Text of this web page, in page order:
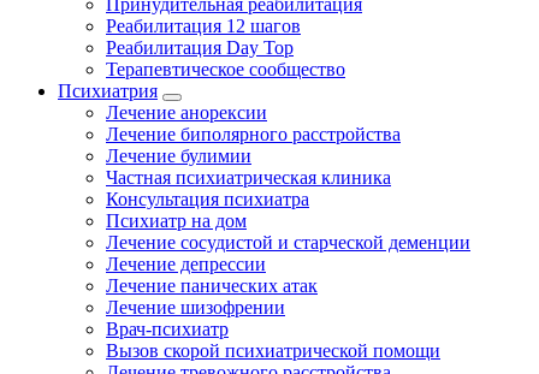
Принудительная реабилитация
Реабилитация 12 шагов
Реабилитация Day Top
Терапевтическое сообщество
Психиатрия
Лечение анорексии
Лечение биполярного расстройства
Лечение булимии
Частная психиатрическая клиника
Консультация психиатра
Психиатр на дом
Лечение сосудистой и старческой деменции
Лечение депрессии
Лечение панических атак
Лечение шизофрении
Врач-психиатр
Вызов скорой психиатрической помощи